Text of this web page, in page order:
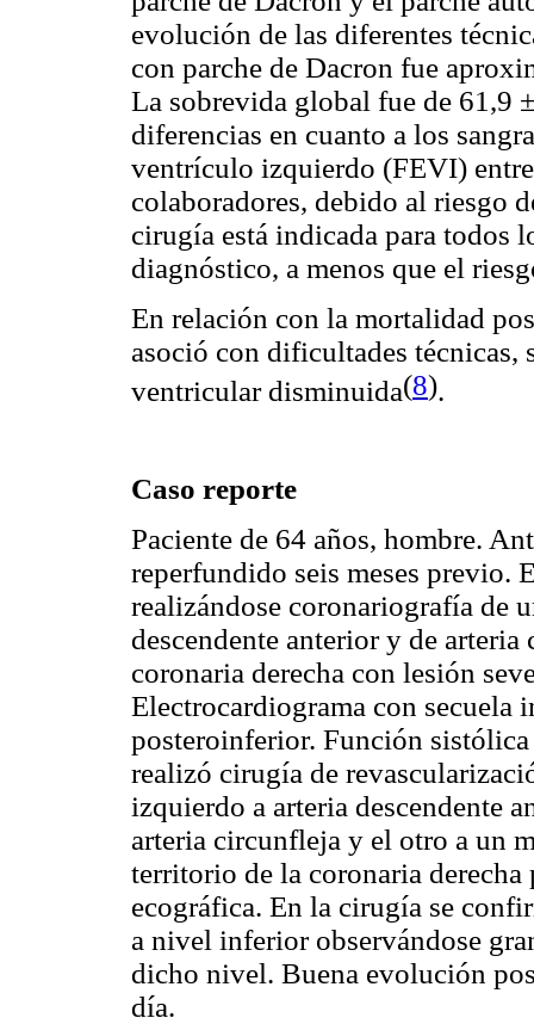
evolución de las diferentes
con parche de Dacron fue
La sobrevida global fue de 61,9
diferencias en cuanto a los
ventrículo izquierdo (FEVI)
colaboradores, debido al riesgo
cirugía está indicada para todos
diagnóstico, a menos que el
En relación con la mortalidad
asoció con dificultades
ventricular disminuida(8).
Caso reporte
Paciente de 64 años, hombre.
reperfundido seis meses previo.
realizándose coronariografía de
descendente anterior y de
coronaria derecha con lesión
Electrocardiograma con secuela
posteroinferior. Función
realizó cirugía de
izquierdo a arteria descendente
arteria circunfleja y el otro a un
territorio de la coronaria
ecográfica. En la cirugía se
a nivel inferior observándose
dicho nivel. Buena evolución
día.